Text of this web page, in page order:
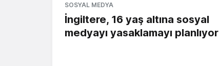
SOSYAL MEDYA
İngiltere, 16 yaş altına sosyal
medyayı yasaklamayı planlıyor